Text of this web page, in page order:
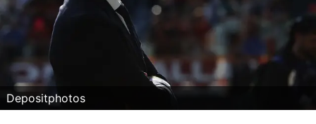
Europa League
Altri Sport
Formula 1
Tennis
Depositphotos